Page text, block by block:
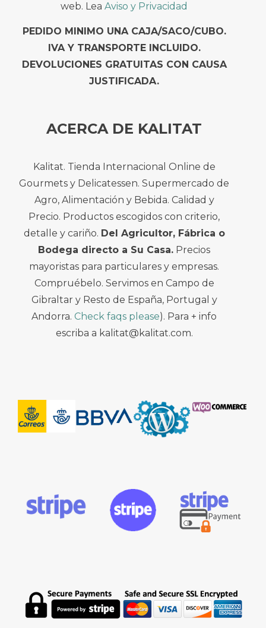
web. Lea Aviso y Privacidad
PEDIDO MINIMO UNA CAJA/SACO/CUBO.
IVA Y TRANSPORTE INCLUIDO.
DEVOLUCIONES GRATUITAS CON CAUSA
JUSTIFICADA.
ACERCA DE KALITAT
Kalitat. Tienda Internacional Online de
Gourmets y Delicatessen. Supermercado de
Agro, Alimentación y Bebida. Calidad y
Precio. Productos escogidos con criterio,
detalle y cariño. Del Agricultor, Fábrica o
Bodega directo a Su Casa. Precios
mayoristas para particulares y empresas.
Compruébelo. Servimos en Campo de
Gibraltar y Resto de España, Portugal y
Andorra. Check faqs please). Para + info
escriba a kalitat@kalitat.com.